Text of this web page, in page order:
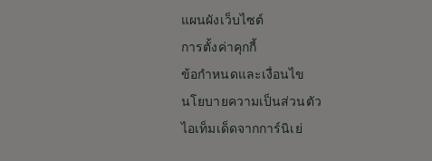
แผนผังเว็บไซต์
การตั้งค่าคุกกี้
ข้อกำหนดและเงื่อนไข
นโยบายความเป็นส่วนตัว
ไอเท็มเด็ดจากการ์นิเย่